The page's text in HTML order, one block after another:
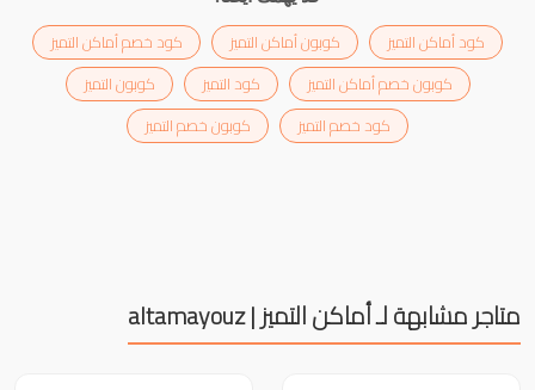
كود أماكن التميز كوبون أماكن التميز
كود خصم أماكن التميز
كوبون خصم أماكن التميز
كود التميز
كوبون التميز
كود خصم التميز
كوبون خصم التميز
متاجر مشابهة لـ أماكن التميز | altamayouz